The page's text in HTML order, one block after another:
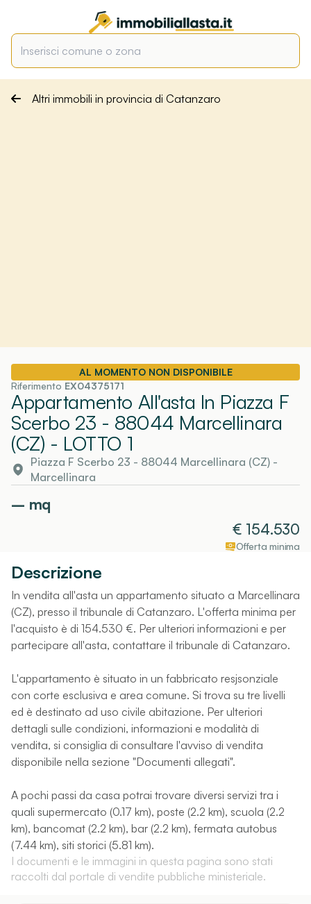
Altri immobili in provincia di Catanzaro
AL MOMENTO NON DISPONIBILE
Riferimento EX04375171
Appartamento All'asta In Piazza F
Scerbo 23 - 88044 Marcellinara
(CZ) - LOTTO 1
Piazza F Scerbo 23 - 88044 Marcellinara (CZ) -
Marcellinara
– mq
€ 154.530
Offerta minima
Descrizione
In vendita all'asta un appartamento situato a Marcellinara
(CZ), presso il tribunale di Catanzaro. L'offerta minima per
l'acquisto è di 154.530 €. Per ulteriori informazioni e per
partecipare all'asta, contattare il tribunale di Catanzaro.
L'appartamento è situato in un fabbricato resjsonziale
con corte esclusiva e area comune. Si trova su tre livelli
ed è destinato ad uso civile abitazione. Per ulteriori
dettagli sulle condizioni, informazioni e modalità di
vendita, si consiglia di consultare l'avviso di vendita
disponibile nella sezione "Documenti allegati".
A pochi passi da casa potrai trovare diversi servizi tra i
quali supermercato (0.17 km), poste (2.2 km), scuola (2.2
km), bancomat (2.2 km), bar (2.2 km), fermata autobus
(7.44 km), siti storici (5.81 km).
I documenti e le immagini in questa pagina sono stati
raccolti dal portale di vendite pubbliche ministeriale.